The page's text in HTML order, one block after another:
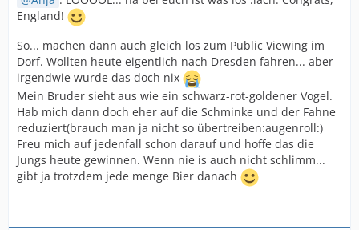
England!
So... machen dann auch gleich los zum Public Viewing im
Dorf. Wollten heute eigentlich nach Dresden fahren... aber
irgendwie wurde das doch nix
Mein Bruder sieht aus wie ein schwarz-rot-goldener Vogel.
Hab mich dann doch eher auf die Schminke und der Fahne
reduziert(brauch man ja nicht so übertreiben:augenroll:)
Freu mich auf jedenfall schon darauf und hoffe das die
Jungs heute gewinnen. Wenn nie is auch nicht schlimm...
gibt ja trotzdem jede menge Bier danach